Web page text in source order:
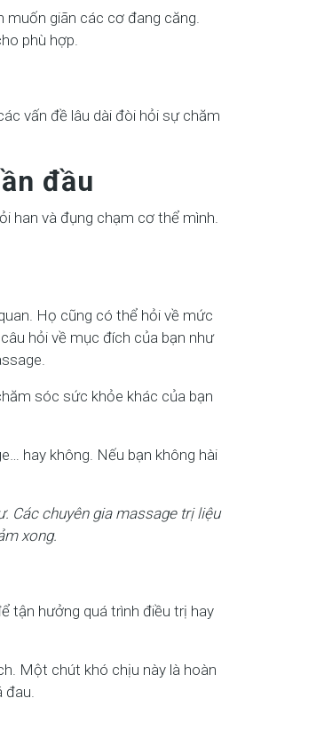
muốn giãn các cơ đang căng.
phù hợp.
vấn đề lâu dài đòi hỏi sự chăm
đầu
han và đụng chạm cơ thể mình.
Họ cũng có thể hỏi về mức
hỏi về mục đích của bạn như
sóc sức khỏe khác của bạn
hay không. Nếu bạn không hài
Các chuyên gia massage trị liệu
xong.
tận hưởng quá trình điều trị hay
Một chút khó chịu này là hoàn
đau.